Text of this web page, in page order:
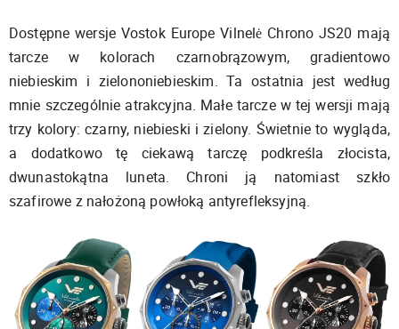
Dostępne wersje Vostok Europe Vilnelė Chrono JS20 mają
tarcze w kolorach czarnobrązowym, gradientowo
niebieskim i zielononiebieskim. Ta ostatnia jest według
mnie szczególnie atrakcyjna. Małe tarcze w tej wersji mają
trzy kolory: czarny, niebieski i zielony. Świetnie to wygląda,
a dodatkowo tę ciekawą tarczę podkreśla złocista,
dwunastokątna luneta. Chroni ją natomiast szkło
szafirowe z nałożoną powłoką antyrefleksyjną.